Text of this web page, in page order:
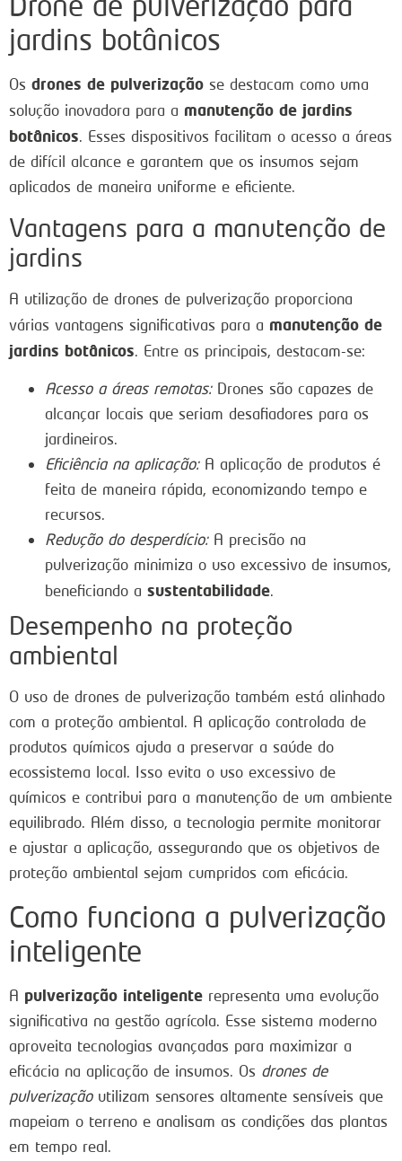
jardins botânicos
Os drones de pulverização se destacam como uma
solução inovadora para a manutenção de jardins
botânicos. Esses dispositivos facilitam o acesso a áreas
de difícil alcance e garantem que os insumos sejam
aplicados de maneira uniforme e eficiente.
Vantagens para a manutenção de
jardins
A utilização de drones de pulverização proporciona
várias vantagens significativas para a manutenção de
jardins botânicos. Entre as principais, destacam-se:
Acesso a áreas remotas:Drones são capazes de
alcançar locais que seriam desafiadores para os
jardineiros.
Eficiência na aplicação:A aplicação de produtos é
feita de maneira rápida, economizando tempo e
recursos.
Redução do desperdício:A precisão na
pulverização minimiza o uso excessivo de insumos,
beneficiando a sustentabilidade.
Desempenho na proteção
ambiental
O uso de drones de pulverização também está alinhado
com a proteção ambiental. A aplicação controlada de
produtos químicos ajuda a preservar a saúde do
ecossistema local. Isso evita o uso excessivo de
químicos e contribui para a manutenção de um ambiente
equilibrado. Além disso, a tecnologia permite monitorar
e ajustar a aplicação, assegurando que os objetivos de
proteção ambiental sejam cumpridos com eficácia.
Como funciona a pulverização
inteligente
A pulverização inteligente representa uma evolução
significativa na gestão agrícola. Esse sistema moderno
aproveita tecnologias avançadas para maximizar a
eficácia na aplicação de insumos. Os drones de
pulverizaçãoutilizam sensores altamente sensíveis que
mapeiam o terreno e analisam as condições das plantas
em tempo real.